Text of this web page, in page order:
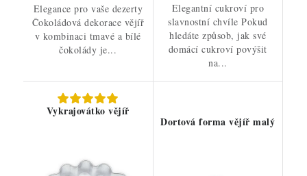
Elegance pro vaše dezerty
Čokoládová dekorace vějíř
v kombinaci tmavé a bílé
čokolády je...
Elegantní cukroví pro
slavnostní chvíle Pokud
hledáte způsob, jak své
domácí cukroví povýšit
na...
Vykrajovátko vějíř
Dortová forma vějíř malý